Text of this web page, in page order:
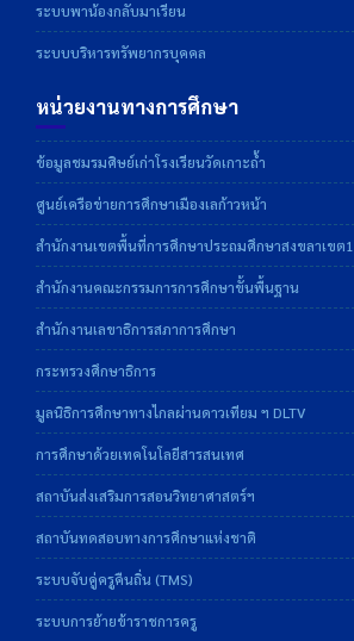
ระบบพาน้องกลับมาเรียน
ระบบบริหารทรัพยากรบุคคล
หน่วยงานทางการศึกษา
ข้อมูลชมรมศิษย์เก่าโรงเรียนวัดเกาะถ้ำ
ศูนย์เครือข่ายการศึกษาเมืองเลก้าวหน้า
สำนักงานเขตพื้นที่การศึกษาประถมศึกษาสงขลาเขต1
สำนักงานคณะกรรมการการศึกษาขั้นพื้นฐาน
สำนักงานเลขาธิการสภาการศึกษา
กระทรวงศึกษาธิการ
มูลนิธิการศึกษาทางไกลผ่านดาวเทียม ฯ DLTV
การศึกษาด้วยเทคโนโลยีสารสนเทศ
สถาบันส่งเสริมการสอนวิทยาศาสตร์ฯ
สถาบันทดสอบทางการศึกษาแห่งชาติ
ระบบจับคู่ครูคืนถิ่น (TMS)
ระบบการย้ายข้าราชการครู